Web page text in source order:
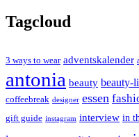
Tagcloud
3 ways to wear adventskalender
antonia beauty beauty-
coffeebreak designer essen
gift guide instagram interview in